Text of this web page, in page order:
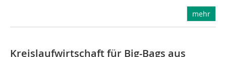
mehr
Kreislaufwirtschaft für Big-Bags aus